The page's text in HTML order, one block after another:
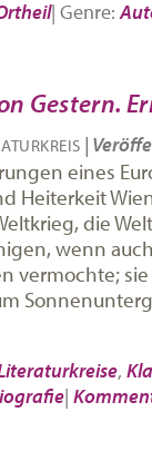
| Genre:
Gestern.
|
eines
Heiterkeit
die
wenn
vermochte;
,
|